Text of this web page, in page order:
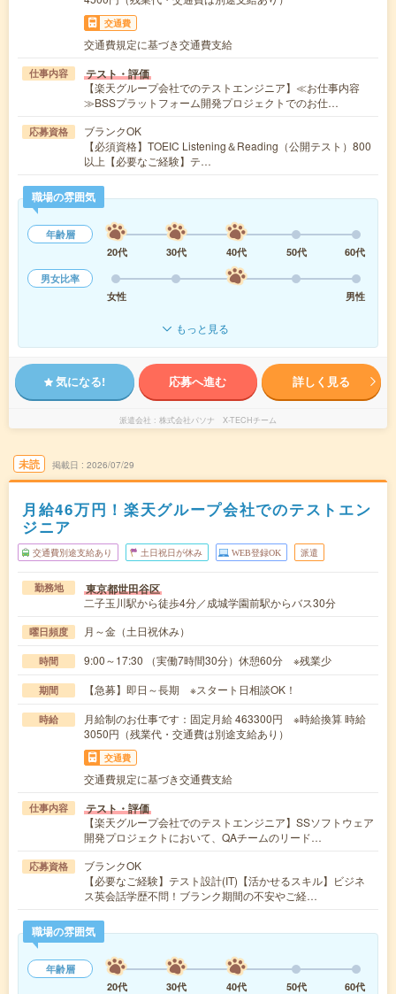
交通費
交通費規定に基づき交通費支給
仕事内容 テスト・評価
【楽天グループ会社でのテストエンジニア】≪お仕事内容
≫BSSプラットフォーム開発プロジェクトでのお仕…
応募資格
ブランクOK
【必須資格】TOEIC Listening＆Reading（公開テスト）800
以上【必要なご経験】テ…
職場の雰囲気
年齢層
20代
30代 40代 50代
60代
男女比率
女性
男性
もっと見る
気になる! 応募へ進む 詳しく見る
派遣会社 株式会社パソナ X-TECHチーム
未読 掲載日 2026/07/29
月給46万円！楽天グループ会社でのテストエン
ジニア
交通費別途支給あり 土日祝日が休み WEB登録OK 派遣
勤務地 東京都世田谷区
二子玉川駅から徒歩4分／成城学園前駅からバス30分
曜日頻度 月～金（土日祝休み）
時間 9:00～17:30 （実働7時間30分）休憩60分 ※残業少
期間 【急募】即日～長期 ※スタート日相談OK！
時給
月給制のお仕事です：固定月給 463300円 ※時給換算 時給
3050円（残業代・交通費は別途支給あり）
交通費
交通費規定に基づき交通費支給
仕事内容 テスト・評価
【楽天グループ会社でのテストエンジニア】SSソフトウェア
開発プロジェクトにおいて、QAチームのリード…
応募資格
ブランクOK
【必要なご経験】テスト設計(IT)【活かせるスキル】ビジネ
ス英会話学歴不問！ブランク期間の不安やご経…
職場の雰囲気
年齢層
20代
30代 40代 50代
60代